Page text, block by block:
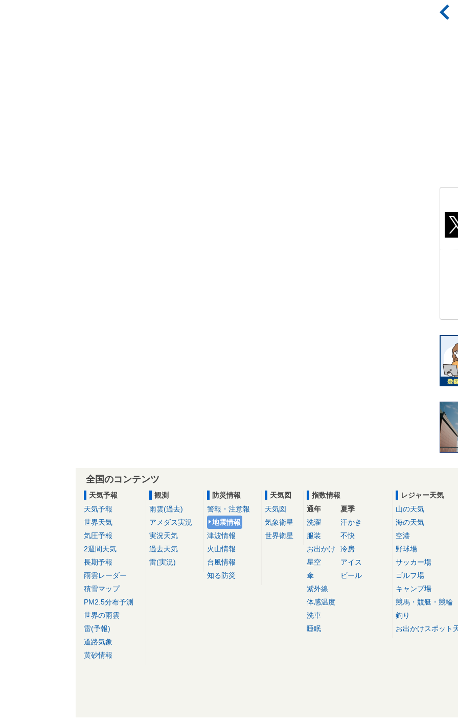
全国のコンテンツ
天気予報
天気予報
世界天気
気圧予報
2週間天気
長期予報
雨雲レーダー
積雪マップ
PM2.5分布予測
世界の雨雲
雷(予報)
道路気象
黄砂情報
観測
雨雲(過去)
アメダス実況
実況天気
過去天気
雷(実況)
防災情報
警報・注意報
地震情報
津波情報
火山情報
台風情報
知る防災
天気図
天気図
気象衛星
世界衛星
指数情報
通年
洗濯
服装
お出かけ
星空
傘
紫外線
体感温度
洗車
睡眠
夏季
汗かき
不快
冷房
アイス
ビール
レジャー天気
山の天気
海の天気
空港
野球場
サッカー場
ゴルフ場
キャンプ場
競馬・競艇・競輪
釣り
お出かけスポット